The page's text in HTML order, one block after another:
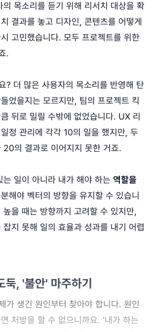
의 목소리를 듣기 위해 리서치 대상을 확
결과를 놓고 디자인, 콘텐츠를 어떻게
고민했습니다. 모두 프로젝트를 위한
.
? 더 많은 사용자의 목소리를 반영해 탄
었을지는 모르지만, 팀의 프로젝트 킥
뒤로 밀릴 수밖에 없었습니다. UX 리
정 관리에 각각 10의 일을 했지만, 두
20의 결과로 이어지지 못한 거죠.
는 일이 아니라 내가 해야 하는 역할을
해야 벡터의 방향을 유지할 수 있습니
높을 때는 방향까지 고려할 수 있지만,
잡지 못해 일의 효율과 성과를 내기 어렵
둑, '불안' 마주하기
가 생긴 원인부터 찾아야 합니다. 원인
처방을 할 수 없으니까요. '내가 하는